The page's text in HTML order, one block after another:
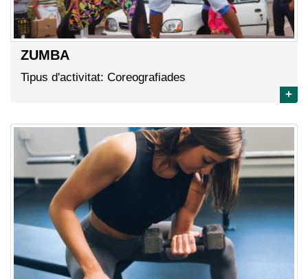
ZUMBA
Tipus d'activitat: Coreografiades
+